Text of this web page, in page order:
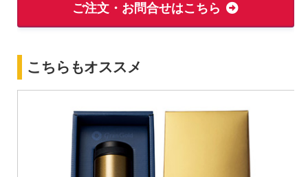
ご注文・お問合せはこちら
こちらもオススメ